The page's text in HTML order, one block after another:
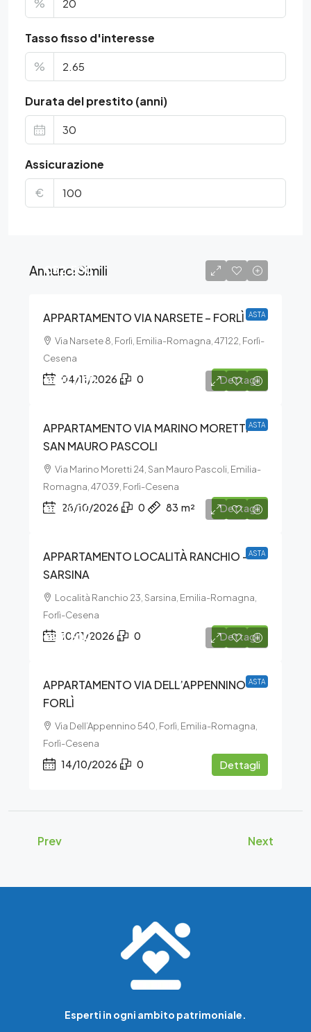
%
Tasso fisso d'interesse
%
Durata del prestito (anni)
Assicurazione
€
Annunci Simili
ASTA
€52.500
APPARTAMENTO VIA NARSETE – FORLÌ
Via Narsete 8, Forlì, Emilia-Romagna, 47122, Forlì-
Cesena
04/11/2026 0 Dettagli
ASTA
€152.250
APPARTAMENTO VIA MARINO MORETTI –
SAN MAURO PASCOLI
Via Marino Moretti 24, San Mauro Pascoli, Emilia-
Romagna, 47039, Forlì-Cesena
28/10/2026 0 83 m² Dettagli
ASTA
€15.000
APPARTAMENTO LOCALITÀ RANCHIO –
SARSINA
Località Ranchio 23, Sarsina, Emilia-Romagna,
Forlì-Cesena
10/11/2026 0 Dettagli
ASTA
€97.500
APPARTAMENTO VIA DELL’APPENNINO –
FORLÌ
Via Dell’Appennino 540, Forlì, Emilia-Romagna,
Forlì-Cesena
14/10/2026 0 Dettagli
Prev Next
Esperti in ogni ambito patrimoniale.